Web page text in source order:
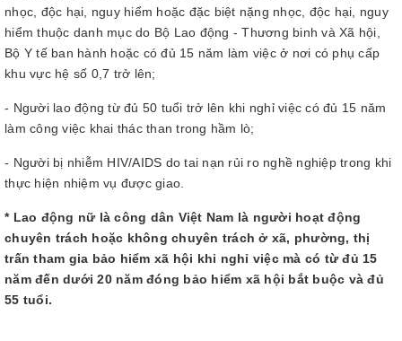
nhọc, độc hại, nguy hiểm hoặc đặc biệt nặng nhọc, độc hại, nguy
hiểm thuộc danh mục do Bộ Lao động - Thương binh và Xã hội,
Bộ Y tế ban hành hoặc có đủ 15 năm làm việc ở nơi có phụ cấp
khu vực hệ số 0,7 trở lên;
- Người lao động từ đủ 50 tuổi trở lên khi nghỉ việc có đủ 15 năm
làm công việc khai thác than trong hầm lò;
- Người bị nhiễm HIV/AIDS do tai nạn rủi ro nghề nghiệp trong khi
thực hiện nhiệm vụ được giao.
* Lao động nữ là công dân Việt Nam là người hoạt động
chuyên trách hoặc không chuyên trách ở xã, phường, thị
trấn tham gia bảo hiểm xã hội khi nghỉ việc mà có từ đủ 15
năm đến dưới 20 năm đóng bảo hiểm xã hội bắt buộc và đủ
55 tuổi.